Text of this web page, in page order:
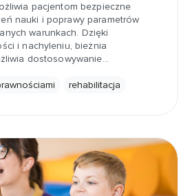
pacjentom bezpieczne
nauki i poprawy parametrów
warunkach. Dzięki
i nachyleniu, bieżnia
dostosowywanie…
rehabilitacja